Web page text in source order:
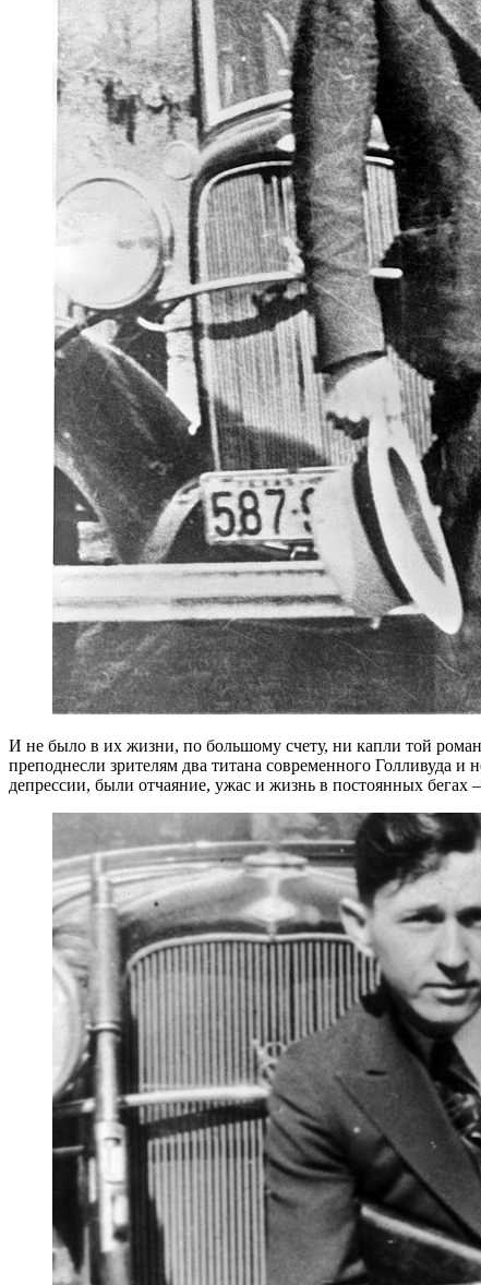
И не было в их жизни, по большому счету, ни капли той
преподнесли зрителям два титана современного Голливуда
депрессии, были отчаяние, ужас и жизнь в постоянных бегах